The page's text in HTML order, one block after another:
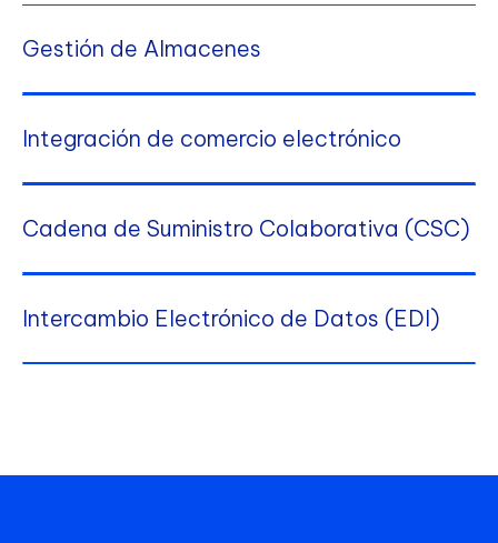
Gestión de Almacenes
Integración de comercio electrónico
Cadena de Suministro Colaborativa (CSC)
Intercambio Electrónico de Datos (EDI)